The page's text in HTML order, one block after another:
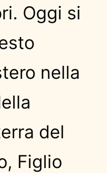
Oggi si
nella
del
Figlio